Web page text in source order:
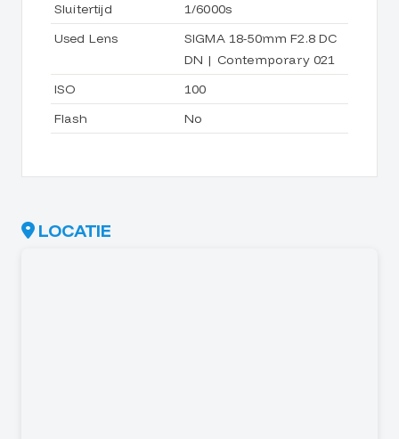
Sluitertijd
1/6000s
Used Lens
SIGMA 18-50mm F2.8 DC
DN | Contemporary 021
ISO
100
Flash
No
LOCATIE